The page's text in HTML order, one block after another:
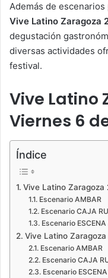
Además de
Vive Latino Zaragoza
degustación
diversas actividades
festival.
Vive Latino
Viernes 6
Índice
Vive Latino Zaragoza
Escenario AMBAR
Escenario CAJA
Escenario ESCENA
Vive Latino
Escenario AMBAR
Escenario CAJA
Escenario